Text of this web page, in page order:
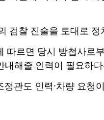
검찰 진술을 토대로
따르면 당시 방첩사로
해줄 인력이 필요하
관도 인력·차량 요